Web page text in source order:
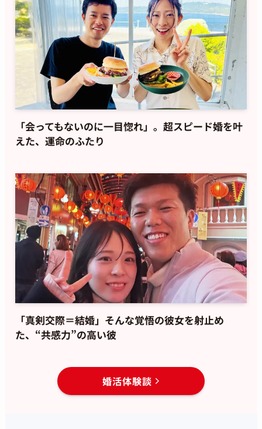
「会ってもないのに一目惚れ」。超スピード婚を叶
えた、運命のふたり
「真剣交際＝結婚」そんな覚悟の彼女を射止め
た、“共感力”の高い彼
婚活体験談